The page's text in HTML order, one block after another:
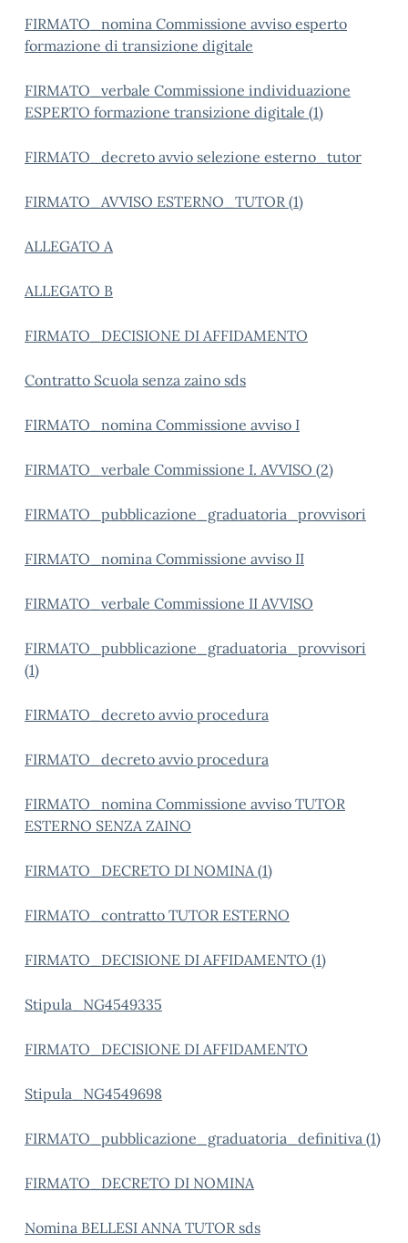
FIRMATO_nomina Commissione avviso esperto
formazione di transizione digitale
FIRMATO_verbale Commissione individuazione
ESPERTO formazione transizione digitale (1)
FIRMATO_decreto avvio selezione esterno_tutor
FIRMATO_AVVISO ESTERNO_TUTOR (1)
ALLEGATO A
ALLEGATO B
FIRMATO_DECISIONE DI AFFIDAMENTO
Contratto Scuola senza zaino sds
FIRMATO_nomina Commissione avviso I
FIRMATO_verbale Commissione I. AVVISO (2)
FIRMATO_pubblicazione_graduatoria_provvisori
FIRMATO_nomina Commissione avviso II
FIRMATO_verbale Commissione II AVVISO
FIRMATO_pubblicazione_graduatoria_provvisori
(1)
FIRMATO_decreto avvio procedura
FIRMATO_decreto avvio procedura
FIRMATO_nomina Commissione avviso TUTOR
ESTERNO SENZA ZAINO
FIRMATO_DECRETO DI NOMINA (1)
FIRMATO_contratto TUTOR ESTERNO
FIRMATO_DECISIONE DI AFFIDAMENTO (1)
Stipula_NG4549335
FIRMATO_DECISIONE DI AFFIDAMENTO
Stipula_NG4549698
FIRMATO_pubblicazione_graduatoria_definitiva (1)
FIRMATO_DECRETO DI NOMINA
Nomina BELLESI ANNA TUTOR sds